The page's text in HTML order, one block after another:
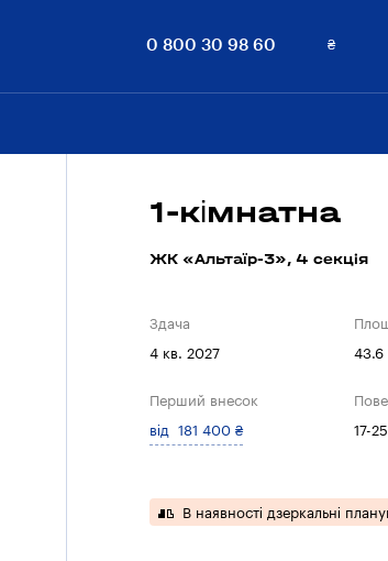
0 800 30 98 60 ₴
Валюта
₴ Гривнi
1-кімнатна
ЖК «Альтаїр-3», 4 секцiя
Здача
4 кв. 2027 43.6
Перший внесок
від 181 400 ₴ 17-25
В наявності дзеркальні